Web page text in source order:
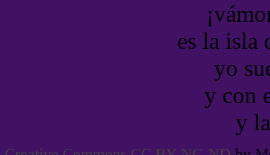
es la isla
yo
y con
y